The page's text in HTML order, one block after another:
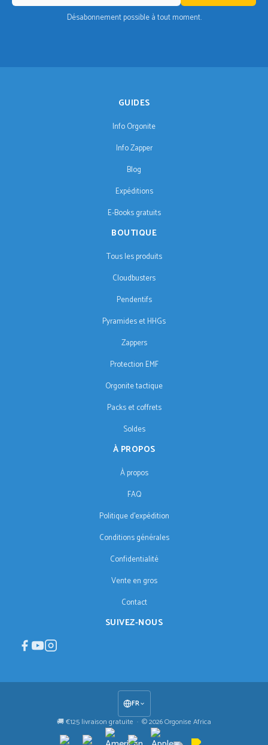
Désabonnement possible à tout moment.
GUIDES
Info Orgonite
Info Zapper
Blog
Expéditions
E-Books gratuits
BOUTIQUE
Tous les produits
Cloudbusters
Pendentifs
Pyramides et HHGs
Zappers
Protection EMF
Orgonite tactique
Packs et coffrets
Soldes
À PROPOS
À propos
FAQ
Politique d'expédition
Conditions générales
Confidentialité
Vente en gros
Contact
SUIVEZ-NOUS
FR
🚚 €125 livraison gratuite · © 2026 Orgonise Africa